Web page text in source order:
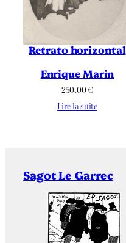
Retrato horizontal
Enrique Marin
250.00€
Lire la suite
Sagot Le Garrec